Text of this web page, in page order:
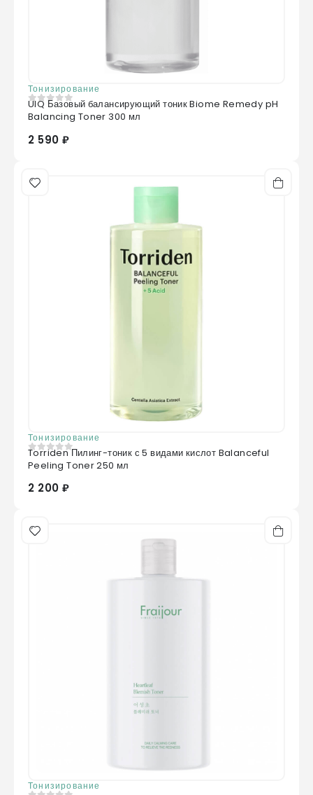
Тонизирование
0из 5
UIQ Базовый балансирующий тоник Biome Remedy pH
Balancing Toner 300 мл
2 590 ₽
Тонизирование
0 из 5
Torriden Пилинг-тоник с 5 видами кислот Balanceful
Peeling Toner 250 мл
2 200 ₽
Тонизирование